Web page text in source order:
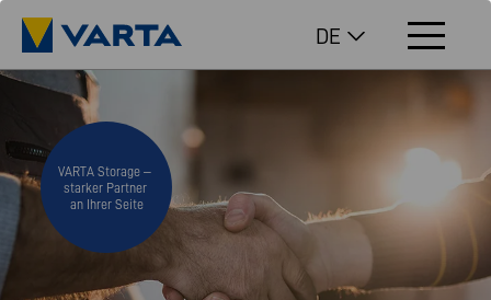
DE
VARTA Storage –
starker Partner
an Ihrer Seite